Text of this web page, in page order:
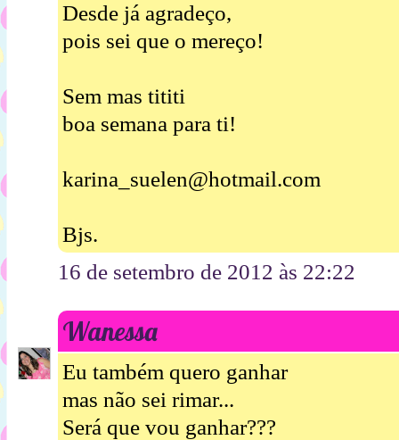
Desde já agradeço,
pois sei que o mereço!
Sem mas tititi
boa semana para ti!
karina_suelen@hotmail.com
Bjs.
16 de setembro de 2012 às 22:22
Wanessa
Eu também quero ganhar
mas não sei rimar...
Será que vou ganhar???